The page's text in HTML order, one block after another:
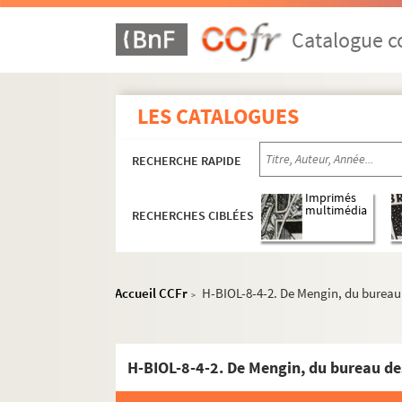
Catalogue
LES CATALOGUES
RECHERCHE RAPIDE
RECHERCHES CIBLÉES
Imprimés
multimédia
Accueil CCFr > H-BIOL-8-4-2. De Mengin, du
H-BIOL-8-4-2. De Mengin, du bureau